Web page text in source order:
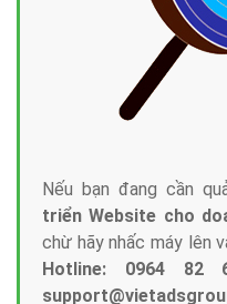
với bề dày kinh
triển thương hiệu của
phí mà bạn có thể
ngũ kỹ thuật quảng
Web chuyên sâu trong
trung tâm marketing
lượng.